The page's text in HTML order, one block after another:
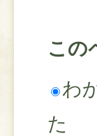
この
わ
た